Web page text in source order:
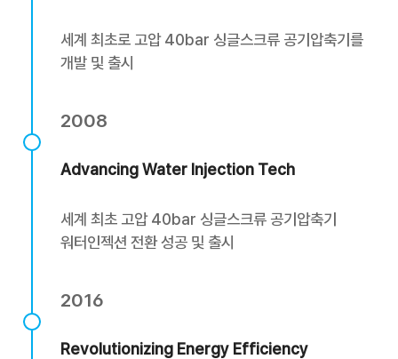
세계 최초로 고압 40bar 싱글스크류 공기압축기를
개발 및 출시
2008
Advancing Water Injection Tech
세계 최초 고압 40bar 싱글스크류 공기압축기
워터인젝션 전환 성공 및 출시
2016
Revolutionizing Energy Efficiency